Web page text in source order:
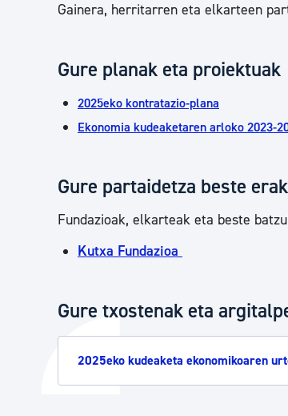
Gainera, herritarren eta elkarteen
Gure planak eta proiektuak
2025eko kontratazio-plana
Ekonomia kudeaketaren arloko 2023-
Gure partaidetza beste
Fundazioak, elkarteak eta beste
Kutxa Fundazioa
Gure txostenak eta
2025eko kudeaketa ekonomikoaren